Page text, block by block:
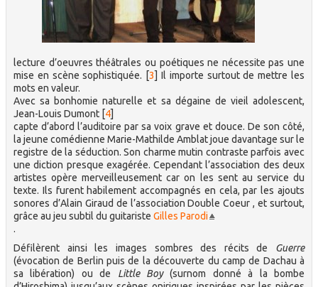
lecture d’oeuvres théâtrales ou poétiques ne nécessite pas une
mise en scène sophistiquée. [3] Il importe surtout de mettre les
mots en valeur.
Avec sa bonhomie naturelle et sa dégaine de vieil adolescent,
Jean-Louis Dumont [4]
capte d’abord l’auditoire par sa voix grave et douce. De son côté,
la jeune comédienne Marie-Mathilde Amblat joue davantage sur le
registre de la séduction. Son charme mutin contraste parfois avec
une diction presque exagérée. Cependant l’association des deux
artistes opère merveilleusement car on les sent au service du
texte. Ils furent habilement accompagnés en cela, par les ajouts
sonores d’Alain Giraud de l’association Double Coeur , et surtout,
grâce au jeu subtil du guitariste Gilles Parodi
.
Défilèrent ainsi les images sombres des récits de Guerre
(évocation de Berlin puis de la découverte du camp de Dachau à
sa libération) ou de Little Boy(surnom donné à la bombe